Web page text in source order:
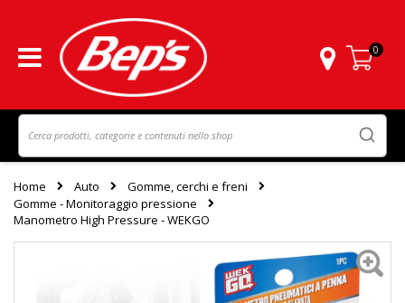
Carrello
0
Home Auto
Gomme, cerchi e freni
Gomme - Monitoraggio pressione
Manometro High Pressure - WEKGO